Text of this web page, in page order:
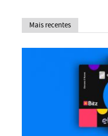
Mais recentes